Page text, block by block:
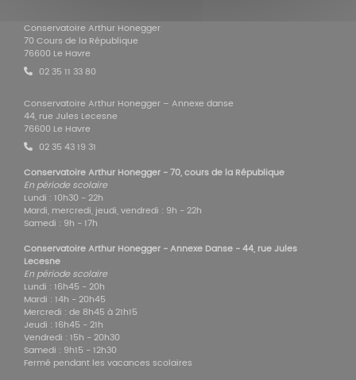
Conservatoire Arthur Honegger
70 Cours de la République
76600 Le Havre
02 35 11 33 80
Conservatoire Arthur Honegger – Annexe danse
44, rue Jules Lecesne
76600 Le Havre
02 35 43 19 31
Conservatoire Arthur Honegger - 70, cours de la République
En période scolaire
Lundi : 10h30 - 22h
Mardi, mercredi, jeudi, vendredi : 9h - 22h
Samedi : 9h - 17h
Conservatoire Arthur Honegger - Annexe Danse - 44, rue Jules
Lecesne
En période scolaire
Lundi : 16h45 - 20h
Mardi : 14h - 20h45
Mercredi : de 8h45 à 21h15
Jeudi : 16h45 - 21h
Vendredi : 15h - 20h30
Samedi : 9h15 - 12h30
Fermé pendant les vacances scolaires